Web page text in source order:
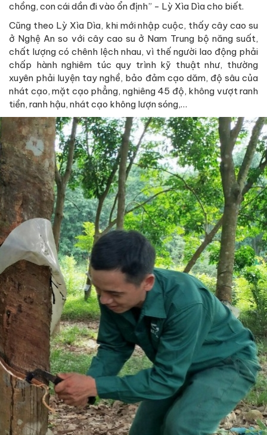
chồng, con cái dần đi vào ổn định” - Lỳ Xìa Dìa cho biết.
Cũng theo Lỳ Xìa Dìa, khi mới nhập cuộc, thấy cây cao su
ở Nghệ An so với cây cao su ở Nam Trung bộ năng suất,
chất lượng có chênh lệch nhau, vì thế người lao động phải
chấp hành nghiêm túc quy trình kỹ thuật như, thường
xuyên phải luyện tay nghề, bảo đảm cạo dăm, độ sâu của
nhát cạo, mặt cạo phẳng, nghiêng 45 độ, không vượt ranh
tiền, ranh hậu, nhát cạo không lượn sóng,…